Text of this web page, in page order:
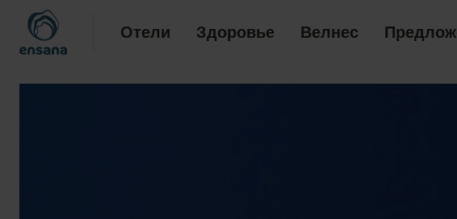
Отели Здоровье Велнес